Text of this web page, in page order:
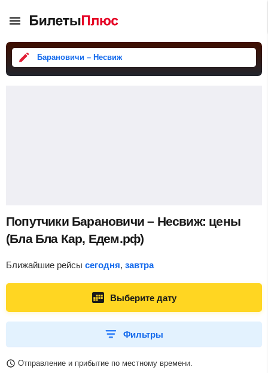
Барановичи – Несвиж
Попутчики Барановичи – Несвиж: цены
(Бла Бла Кар, Едем.рф)
Ближайшие рейсы сегодня, завтра
Выберите дату
Фильтры
Отправление и прибытие по местному времени.